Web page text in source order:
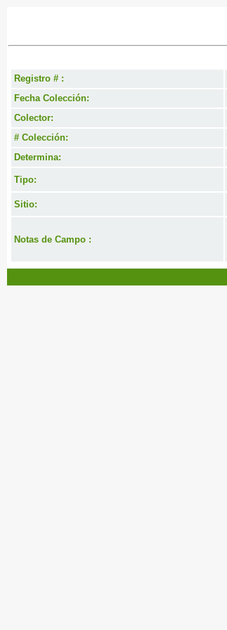
Registro # :
Fecha Colección:
Colector:
# Colección:
Determina:
Tipo:
Sitio:
Notas de Campo :